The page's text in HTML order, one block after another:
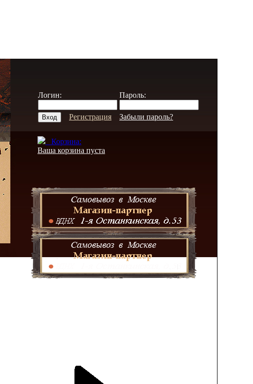
Логин: Пароль:
Регистрация Забыли пароль?
Корзина:
Ваша корзина пуста